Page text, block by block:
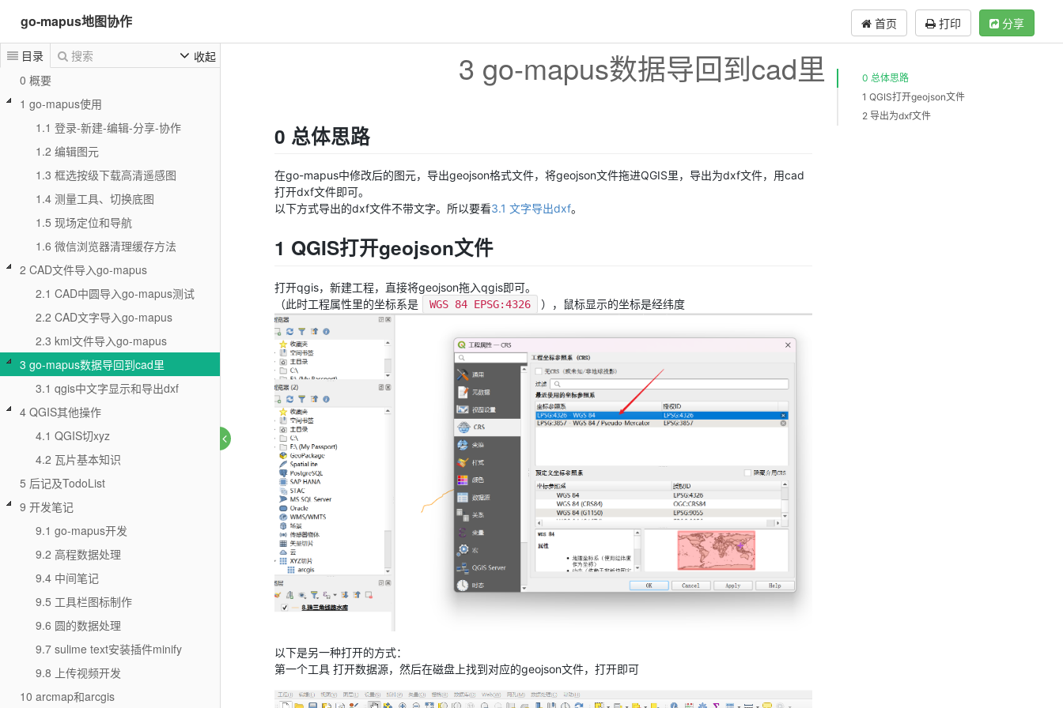
go-mapus地图协作 首页 打印 分享
目录 搜索
收起
0 概要
1 go-mapus使用
1.1 登录-新建-编辑-分享-协作
1.2 编辑图元
1.3 框选按级下载高清遥感图
1.4 测量工具、切换底图
1.5 现场定位和导航
1.6 微信浏览器清理缓存方法
2 CAD文件导入go-mapus
2.1 CAD中圆导入go-mapus测试
2.2 CAD文字导入go-mapus
2.3 kml文件导入go-mapus
3 go-mapus数据导回到cad里
3.1 qgis中文字显示和导出dxf
4 QGIS其他操作
4.1 QGIS切xyz
4.2 瓦片基本知识
5 后记及TodoList
9 开发笔记
9.1 go-mapus开发
9.2 高程数据处理
9.4 中间笔记
9.5 工具栏图标制作
9.6 圆的数据处理
9.7 sulime text安装插件minify
9.8 上传视频开发
10 arcmap和arcgis
3 go-mapus数据导回到cad里
0 总体思路
1 QGIS打开geojson文件
2 导出为dxf文件
0 总体思路
在go-mapus中修改后的图元，导出geojson格式文件，将geojson文件拖进QGIS里，导出为dxf文件，用cad
打开dxf文件即可。
以下方式导出的dxf文件不带文字。所以要看3.1 文字导出dxf。
1 QGIS打开geojson文件
打开qgis，新建工程，直接将geojson拖入qgis即可。
（此时工程属性里的坐标系是
WGS 84 EPSG:4326 ），鼠标显示的坐标是经纬度
以下是另一种打开的方式：
第一个工具 打开数据源，然后在磁盘上找到对应的geojson文件，打开即可